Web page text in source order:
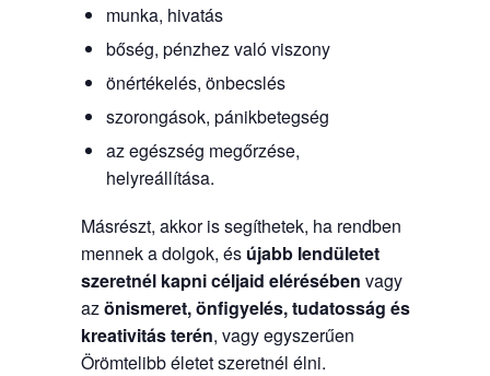
munka, hivatás
bőség, pénzhez való viszony
önértékelés, önbecslés
szorongások, pánikbetegség
az egészség megőrzése,
helyreállítása.
Másrészt, akkor is segíthetek, ha rendben
mennek a dolgok, és újabb lendületet
szeretnél kapni céljaid elérésében vagy
azönismeret, önfigyelés, tudatosság és
kreativitás terén, vagy egyszerűen
Örömtelibb életet szeretnél élni.